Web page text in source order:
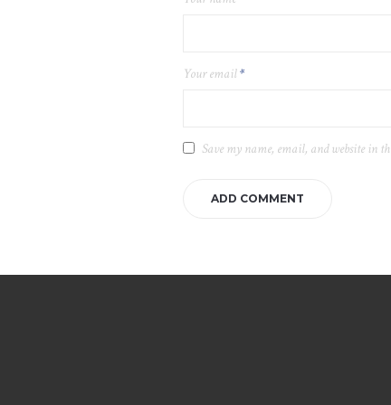
Your email*
Save my name, email, and website in